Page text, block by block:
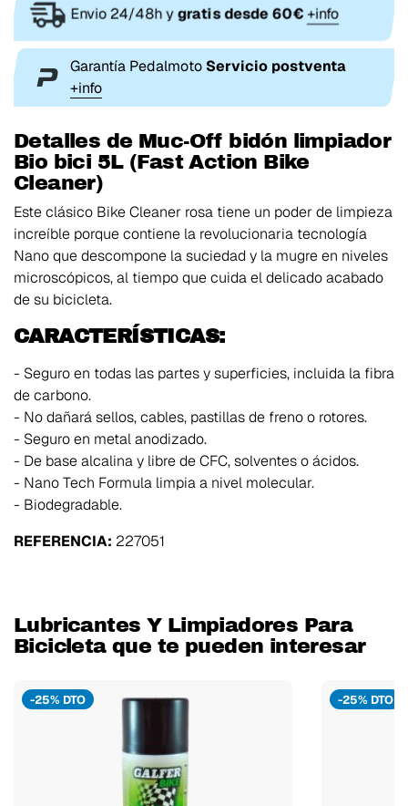
Envio 24/48h ygratis desde 60€+info
Garantía Pedalmoto Servicio postventa
+info
Detalles de Muc-Off bidón limpiador
Bio bici 5L (Fast Action Bike
Cleaner)
Este clásico Bike Cleaner rosa tiene un poder de limpieza
increíble porque contiene la revolucionaria tecnología
Nano que descompone la suciedad y la mugre en niveles
microscópicos, al tiempo que cuida el delicado acabado
de su bicicleta.
CARACTERÍSTICAS:
- Seguro en todas las partes y superficies, incluida la fibra
de carbono.
- No dañará sellos, cables, pastillas de freno o rotores.
- Seguro en metal anodizado.
- De base alcalina y libre de CFC, solventes o ácidos.
- Nano Tech Formula limpia a nivel molecular.
- Biodegradable.
REFERENCIA: 227051
Lubricantes Y Limpiadores Para
Bicicleta que te pueden interesar
-25% DTO -25% DTO